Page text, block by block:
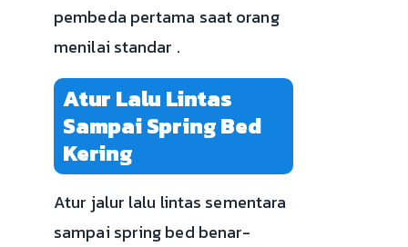
pembeda pertama saat orang
menilai standar .
Atur Lalu Lintas
Sampai Spring Bed
Kering
Atur jalur lalu lintas sementara
sampai spring bed benar-